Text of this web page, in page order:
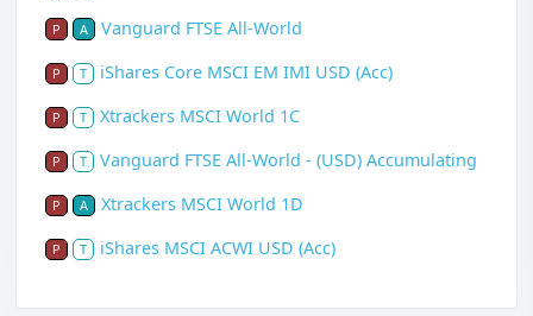
P A Vanguard FTSE All-World
P T iShares Core MSCI EM IMI USD (Acc)
P T Xtrackers MSCI World 1C
P T Vanguard FTSE All-World - (USD) Accumulating
P A Xtrackers MSCI World 1D
P T iShares MSCI ACWI USD (Acc)